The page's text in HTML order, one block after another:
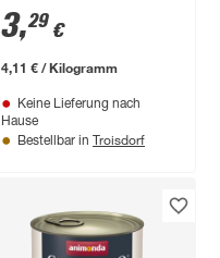
Pansen 800 g
3,29 €
4,11 € / Kilogramm
Keine Lieferung nach
Hause
Bestellbar in Troisdorf